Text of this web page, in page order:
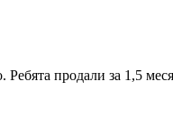
продали за 1,5